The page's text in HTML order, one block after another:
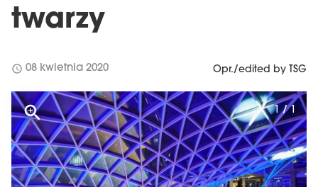
twarzy
schedule 08 kwietnia 2020 Opr./edited by TSG
1 / 1